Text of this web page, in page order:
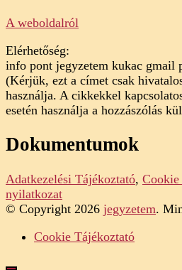
A weboldalról
Elérhetőség:
info pont jegyzetem kukac gmail
(Kérjük, ezt a címet csak
használja. A cikkekkel
esetén használja a hozzászólás
Dokumentumok
Adatkezelési Tájékoztató, Cookie
nyilatkozat
© Copyright 2026 jegyzetem.
Cookie Tájékoztató